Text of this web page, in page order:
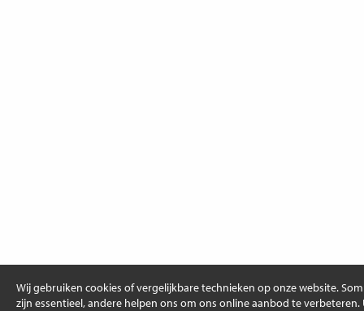
Wij gebruiken cookies of vergelijkbare technieken op onze website.
zijn essentieel, andere helpen ons om ons online aanbod te verbeteren.